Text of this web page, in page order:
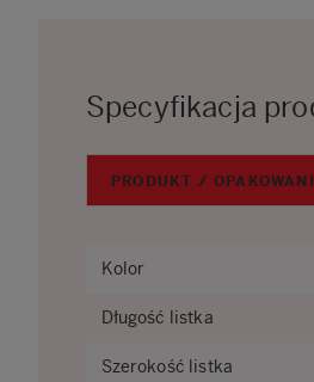
Specyfikacja
PRODUKT /
Kolor
Długość listka
Szerokość listka